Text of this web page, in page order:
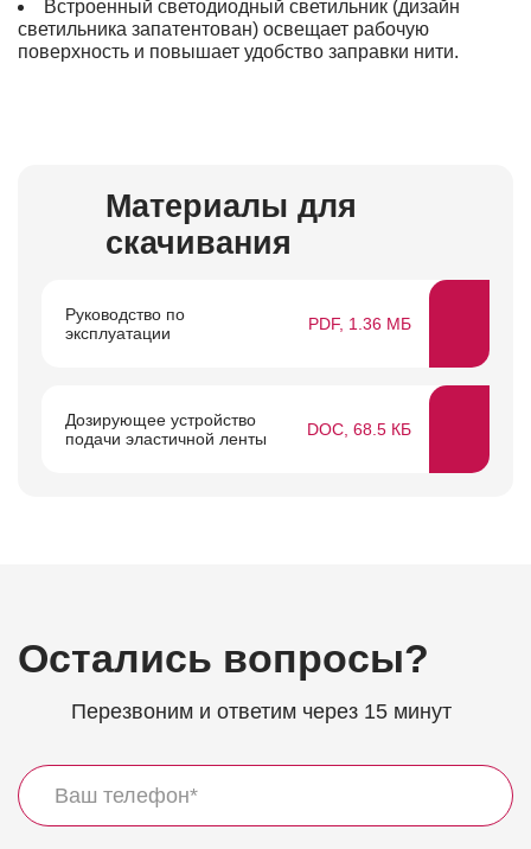
Встроенный светодиодный светильник (дизайн
светильника запатентован) освещает рабочую
поверхность и повышает удобство заправки нити.
Материалы для
скачивания
Руководство по
эксплуатации
PDF, 1.36 МБ
Дозирующее устройство
подачи эластичной ленты
DOC, 68.5 КБ
Остались вопросы?
Перезвоним и ответим через 15 минут